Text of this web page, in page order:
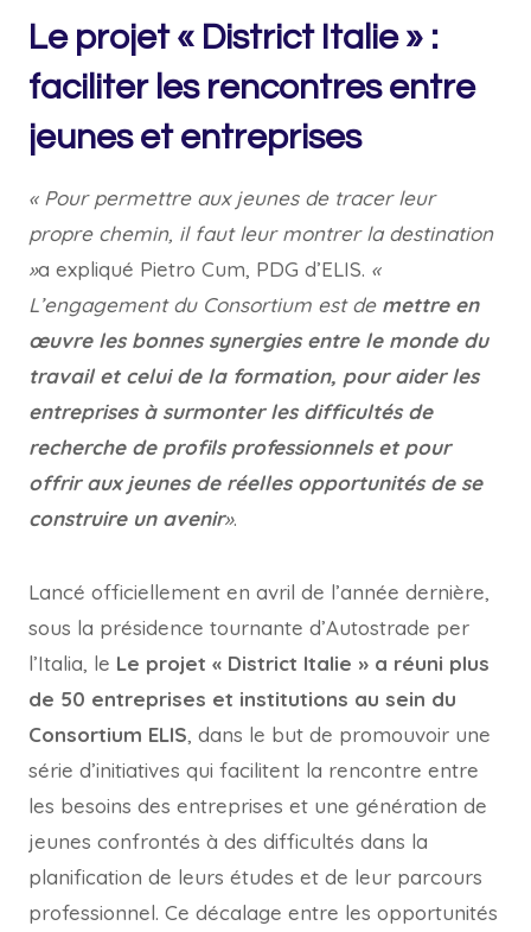
Le projet « District Italie » :
faciliter les rencontres entre
jeunes et entreprises
« Pour permettre aux jeunes de tracer leur
propre chemin, il faut leur montrer la destination
»a expliqué Pietro Cum, PDG d’ELIS. «
L’engagement du Consortium est de mettre en
œuvre les bonnes synergies entre le monde du
travail et celui de la formation, pour aider les
entreprises à surmonter les difficultés de
recherche de profils professionnels et pour
offrir aux jeunes de réelles opportunités de se
construire un avenir».
Lancé officiellement en avril de l’année dernière,
sous la présidence tournante d’Autostrade per
l’Italia, le Le projet « District Italie » a réuni plus
de 50 entreprises et institutions au sein du
Consortium ELIS, dans le but de promouvoir une
série d’initiatives qui facilitent la rencontre entre
les besoins des entreprises et une génération de
jeunes confrontés à des difficultés dans la
planification de leurs études et de leur parcours
professionnel. Ce décalage entre les opportunités